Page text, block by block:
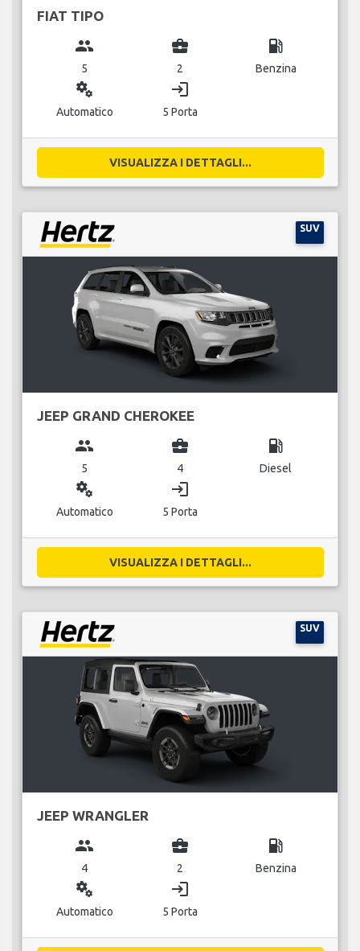
FIAT TIPO
group
5
business_center
2
local_gas_station
Benzina
miscellaneous_services
Automatico
login
5 Porta
VISUALIZZA I DETTAGLI...
SUV
JEEP GRAND CHEROKEE
group
5
business_center
4
local_gas_station
Diesel
miscellaneous_services
Automatico
login
5 Porta
VISUALIZZA I DETTAGLI...
SUV
JEEP WRANGLER
group
4
business_center
2
local_gas_station
Benzina
miscellaneous_services
Automatico
login
5 Porta